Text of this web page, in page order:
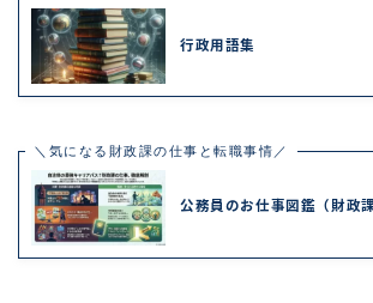
行政用語集
＼気になる財政課の仕事と転職事情／
公務員のお仕事図鑑（財政課